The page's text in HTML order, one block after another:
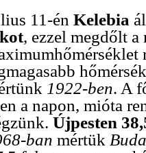
11-én Kelebia
, ezzel megdőlt a
1922-ben. A
a napon, mióta
Újpesten
ban mértük